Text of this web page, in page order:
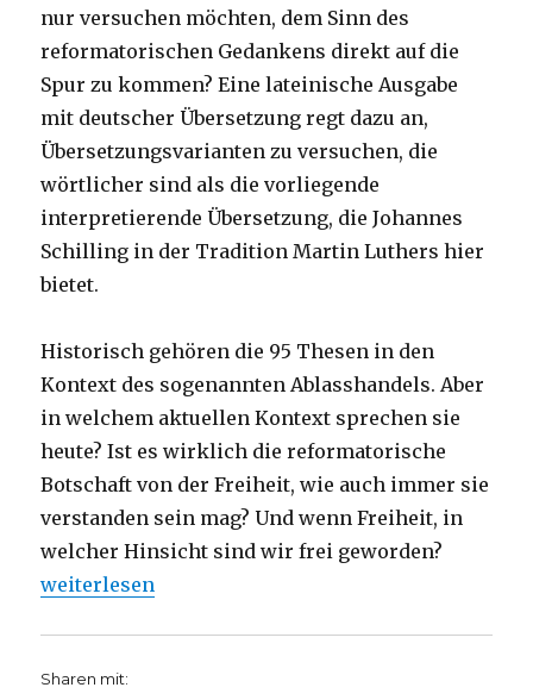
nur versuchen möchten, dem Sinn des
reformatorischen Gedankens direkt auf die
Spur zu kommen? Eine lateinische Ausgabe
mit deutscher Übersetzung regt dazu an,
Übersetzungsvarianten zu versuchen, die
wörtlicher sind als die vorliegende
interpretierende Übersetzung, die Johannes
Schilling in der Tradition Martin Luthers hier
bietet.
Historisch gehören die 95 Thesen in den
Kontext des sogenannten Ablasshandels. Aber
in welchem aktuellen Kontext sprechen sie
heute? Ist es wirklich die reformatorische
Botschaft von der Freiheit, wie auch immer sie
verstanden sein mag? Und wenn Freiheit, in
welcher Hinsicht sind wir frei geworden?
„Luther – reformatorische Thesen, Rezension,
weiterlesen
Sharen mit: